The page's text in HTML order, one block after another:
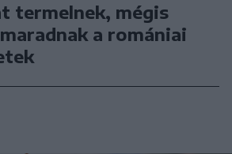
termelnek, mégis
a romániai